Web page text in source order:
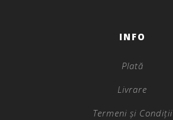
INFO
Plată
Livrare
Termeni și Condiții